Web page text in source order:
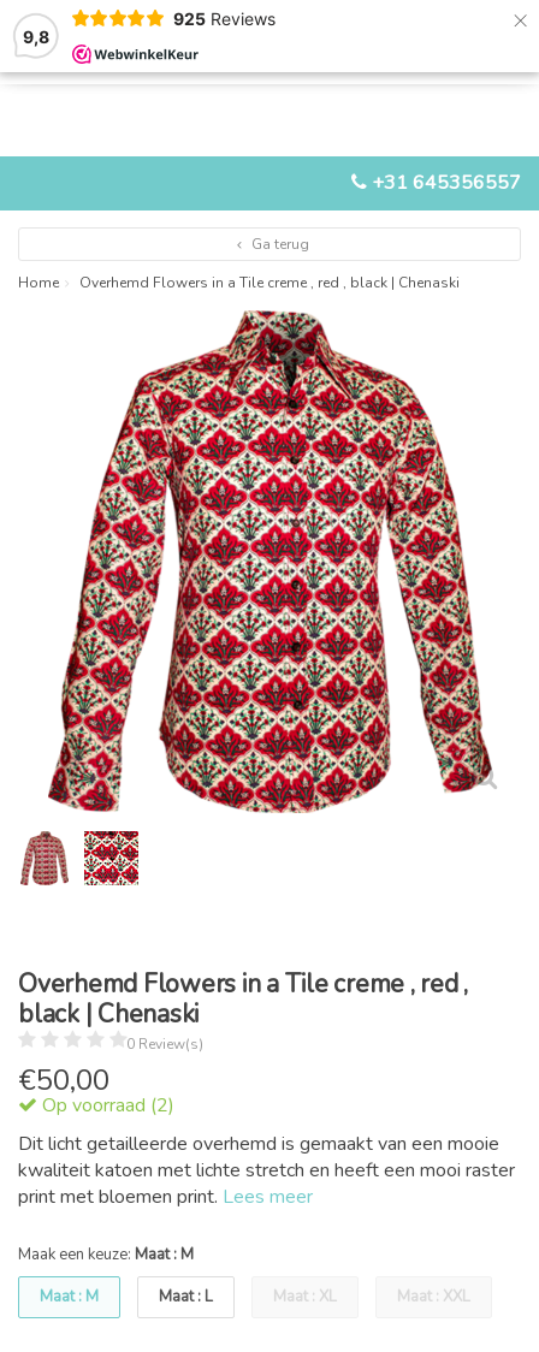
9,8
925 Reviews ×
+31 645356557
MENU
Ga terug
Home
Overhemd Flowers in a Tile creme , red , black | Chenaski
Overhemd Flowers in a Tile creme , red ,
black | Chenaski
0 Review(s)
€50,00
Op voorraad (2)
Dit licht getailleerde overhemd is gemaakt van een mooie
kwaliteit katoen met lichte stretch en heeft een mooi raster
print met bloemen print. Lees meer
Maak een keuze: Maat : M
Maat : M
Maat : L Maat : XL Maat : XXL